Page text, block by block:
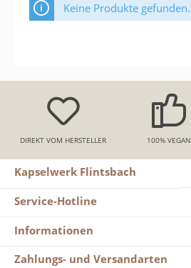
Keine Produkte gefunden.
DIREKT VOM HERSTELLER 100% VEGAN
Kapselwerk Flintsbach
Service-Hotline
Informationen
Zahlungs- und Versandarten